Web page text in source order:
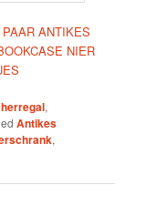
ANTIKES
NIER
,
Antikes
,